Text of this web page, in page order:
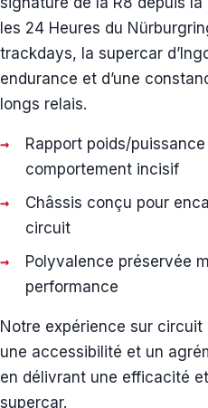
les 24 Heures du
trackdays, la supercar
endurance et d’une
longs relais.
Rapport poids/
comportement incisif
Châssis conçu pour
circuit
Polyvalence préservée
performance
Notre expérience sur
une accessibilité et un
en délivrant une efficacité
supercar.